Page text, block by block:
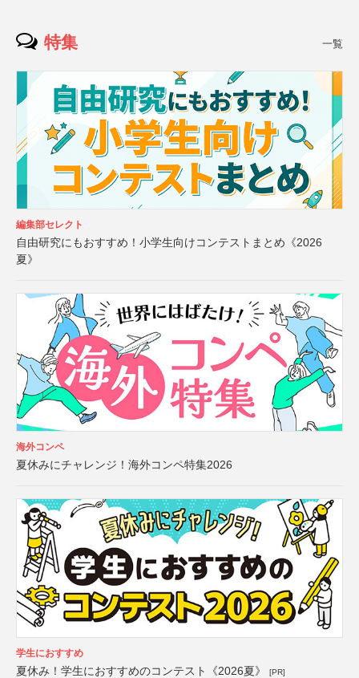
特集 一覧
編集部セレクト
自由研究にもおすすめ！小学生向けコンテストまとめ《2026
夏》
海外コンペ
夏休みにチャレンジ！海外コンペ特集2026
学生におすすめ
夏休み！学生におすすめのコンテスト《2026夏》 [PR]